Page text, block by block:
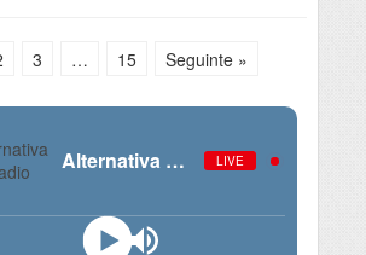
3 … 15 Seguinte »
Alternativa Radio LIVE